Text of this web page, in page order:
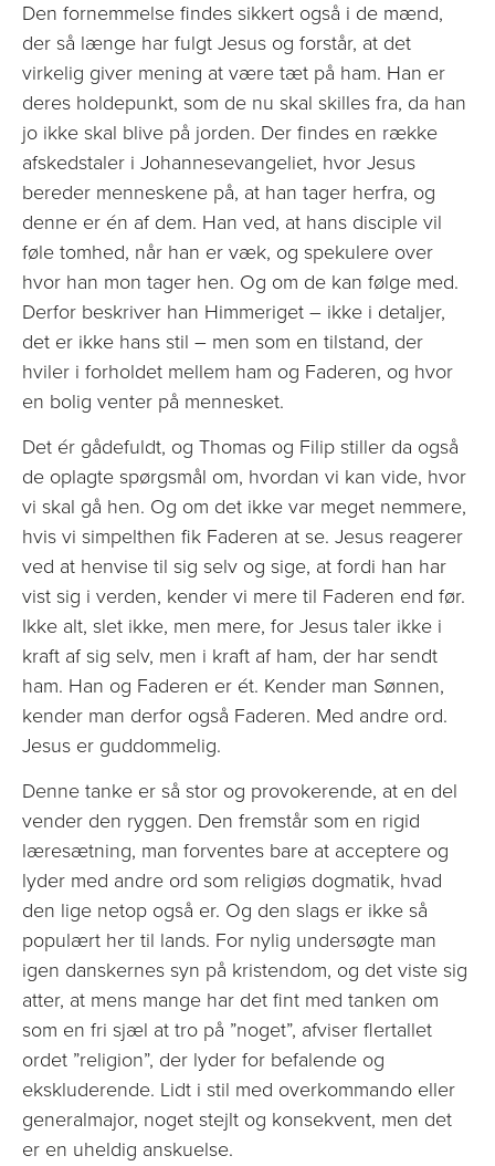
Den fornemmelse findes sikkert også i de mænd,
der så længe har fulgt Jesus og forstår, at det
virkelig giver mening at være tæt på ham. Han er
deres holdepunkt, som de nu skal skilles fra, da han
jo ikke skal blive på jorden. Der findes en række
afskedstaler i Johannesevangeliet, hvor Jesus
bereder menneskene på, at han tager herfra, og
denne er én af dem. Han ved, at hans disciple vil
føle tomhed, når han er væk, og spekulere over
hvor han mon tager hen. Og om de kan følge med.
Derfor beskriver han Himmeriget – ikke i detaljer,
det er ikke hans stil – men som en tilstand, der
hviler i forholdet mellem ham og Faderen, og hvor
en bolig venter på mennesket.
Det ér gådefuldt, og Thomas og Filip stiller da også
de oplagte spørgsmål om, hvordan vi kan vide, hvor
vi skal gå hen. Og om det ikke var meget nemmere,
hvis vi simpelthen fik Faderen at se. Jesus reagerer
ved at henvise til sig selv og sige, at fordi han har
vist sig i verden, kender vi mere til Faderen end før.
Ikke alt, slet ikke, men mere, for Jesus taler ikke i
kraft af sig selv, men i kraft af ham, der har sendt
ham. Han og Faderen er ét. Kender man Sønnen,
kender man derfor også Faderen. Med andre ord.
Jesus er guddommelig.
Denne tanke er så stor og provokerende, at en del
vender den ryggen. Den fremstår som en rigid
læresætning, man forventes bare at acceptere og
lyder med andre ord som religiøs dogmatik, hvad
den lige netop også er. Og den slags er ikke så
populært her til lands. For nylig undersøgte man
igen danskernes syn på kristendom, og det viste sig
atter, at mens mange har det fint med tanken om
som en fri sjæl at tro på ”noget”, afviser flertallet
ordet ”religion”, der lyder for befalende og
ekskluderende. Lidt i stil med overkommando eller
generalmajor, noget stejlt og konsekvent, men det
er en uheldig anskuelse.